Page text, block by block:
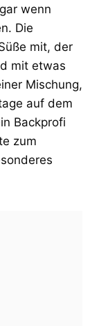
wenn
Die
mit, der
mit etwas
Mischung,
auf dem
Backprofi
zum